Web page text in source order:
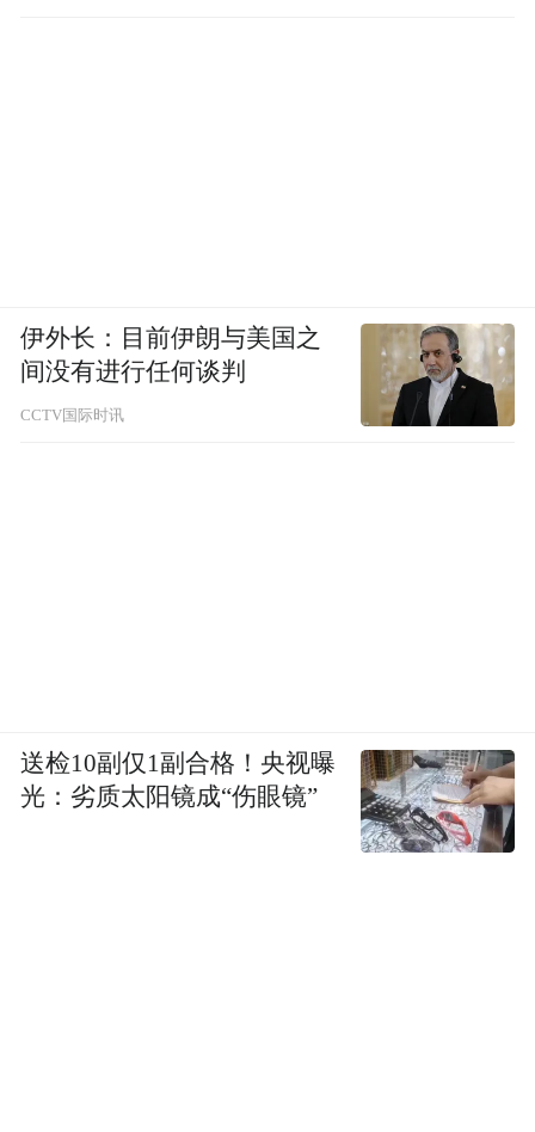
烟雨徽州5 60X70cm 布面油画
伊外长：目前伊朗与美国之
间没有进行任何谈判
CCTV国际时讯
送检10副仅1副合格！央视曝
光：劣质太阳镜成“伤眼镜”